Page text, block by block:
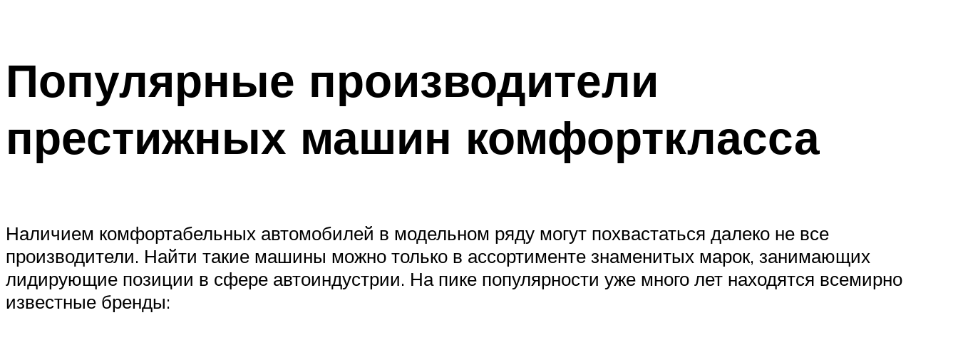
Популярные производители
престижных машин комфорткласса
Наличием комфортабельных автомобилей в модельном ряду могут похвастаться далеко не все
производители. Найти такие машины можно только в ассортименте знаменитых марок, занимающих
лидирующие позиции в сфере автоиндустрии. На пике популярности уже много лет находятся всемирно
известные бренды: